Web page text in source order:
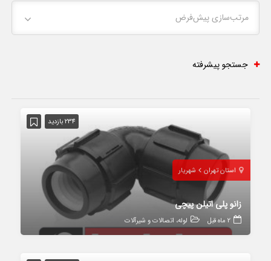
مرتب‌سازی پیش‌فرض
جستجو پیشرفته
234 بازدید
استان تهران شهریار
زانو پلی اتیلن پیچی
2 ماه قبل لوله، اتصالات و شیرآلات